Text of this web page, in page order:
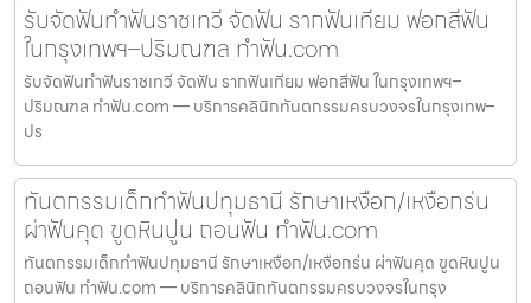
รับจัดฟันทำฟันราชเทวี จัดฟัน รากฟันเทียม ฟอกสีฟัน
ในกรุงเทพฯ–ปริมณฑล ทำฟัน.com
รับจัดฟันทำฟันราชเทวี จัดฟัน รากฟันเทียม ฟอกสีฟัน ในกรุงเทพฯ–
ปริมณฑล ทำฟัน.com — บริการคลินิกทันตกรรมครบวงจรในกรุงเทพ–
ปร
ทันตกรรมเด็กทำฟันปทุมธานี รักษาเหงือก/เหงือกร่น
ผ่าฟันคุด ขูดหินปูน ถอนฟัน ทำฟัน.com
ทันตกรรมเด็กทำฟันปทุมธานี รักษาเหงือก/เหงือกร่น ผ่าฟันคุด ขูดหินปูน
ถอนฟัน ทำฟัน.com — บริการคลินิกทันตกรรมครบวงจรในกรุง